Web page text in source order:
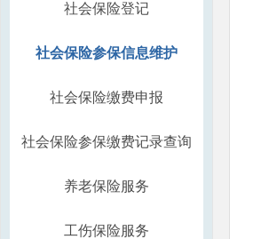
社会保险登记
社会保险参保信息维护
社会保险缴费申报
社会保险参保缴费记录查询
养老保险服务
工伤保险服务